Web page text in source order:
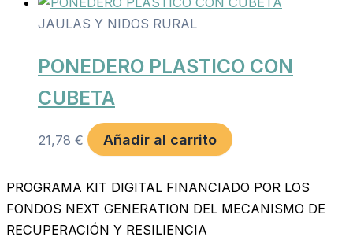
JAULAS Y NIDOS RURAL
PONEDERO PLASTICO CON
CUBETA
21,78 € Añadir al carrito
PROGRAMA KIT DIGITAL FINANCIADO POR LOS
FONDOS NEXT GENERATION DEL MECANISMO DE
RECUPERACIÓN Y RESILIENCIA